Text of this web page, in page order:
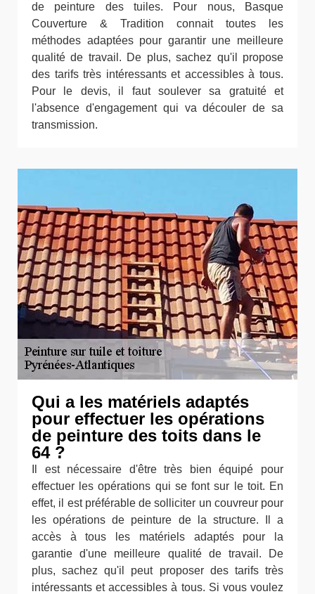
de peinture des tuiles. Pour nous, Basque
Couverture & Tradition connait toutes les
méthodes adaptées pour garantir une meilleure
qualité de travail. De plus, sachez qu'il propose
des tarifs très intéressants et accessibles à tous.
Pour le devis, il faut soulever sa gratuité et
l'absence d'engagement qui va découler de sa
transmission.
Qui a les matériels adaptés
pour effectuer les opérations
de peinture des toits dans le
64 ?
Il est nécessaire d'être très bien équipé pour
effectuer les opérations qui se font sur le toit. En
effet, il est préférable de solliciter un couvreur pour
les opérations de peinture de la structure. Il a
accès à tous les matériels adaptés pour la
garantie d'une meilleure qualité de travail. De
plus, sachez qu'il peut proposer des tarifs très
intéressants et accessibles à tous. Si vous voulez